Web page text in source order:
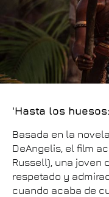
'Hasta los
Basada en la
DeAngelis, el film
Russell), una joven
respetado y
cuando acaba de